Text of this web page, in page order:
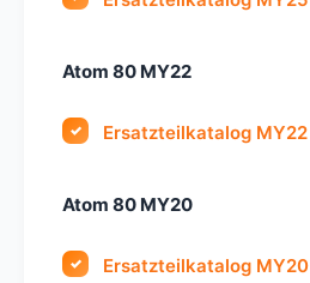
Atom 80 MY22
Ersatzteilkatalog MY22
Atom 80 MY20
Ersatzteilkatalog MY20